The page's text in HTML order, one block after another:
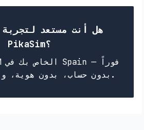
هل أنت مستعد
PikaSim؟
بدون حساب، بدون هوية، وبخصوصية تامة.